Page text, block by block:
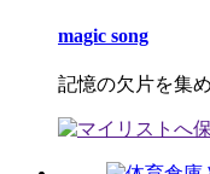
magic song
記憶の欠片を集